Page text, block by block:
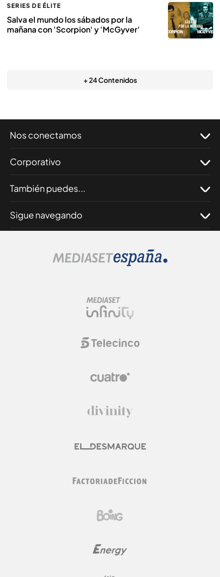
SERIES DE ÉLITE
Salva el mundo los sábados por la
mañana con 'Scorpion' y 'McGyver'
+ 24 Contenidos
Nos conectamos
Corporativo
También puedes...
Sigue navegando